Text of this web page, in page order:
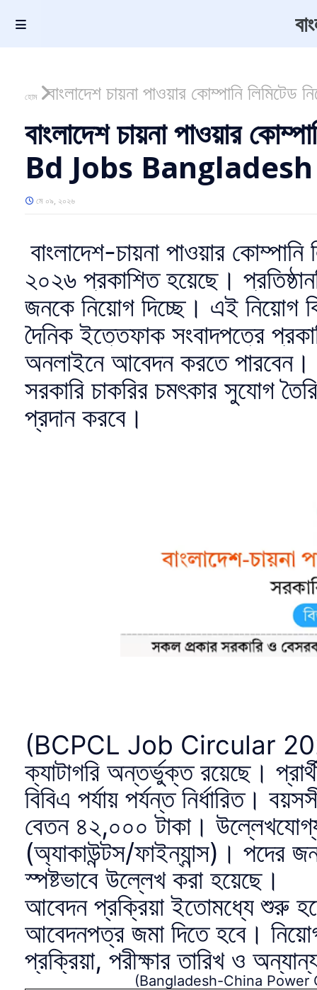
হোম বাংলাদেশ চায়না পাওয়ার কোম্পানি
বাংলাদেশ চায়না পাওয়ার
Bd Jobs Bangladesh
মে ০৯, ২০২৬
বাংলাদেশ-চায়না পাওয়ার
২০২৬ প্রকাশিত হয়েছে।
জনকে নিয়োগ দিচ্ছে। এই
দৈনিক ইত্তেফাক সংবাদপত্রে
অনলাইনে আবেদন করতে পারবেন।
সরকারি চাকরির চমৎকার সুযোগ
প্রদান করবে।
(BCPCL Job Circular
ক্যাটাগরি অন্তর্ভুক্ত রয়েছে।
বিবিএ পর্যায় পর্যন্ত নির্ধারিত।
বেতন ৪২,০০০ টাকা।
(অ্যাকাউন্টস/ফাইন্যান্স)। পদের
স্পষ্টভাবে উল্লেখ করা হয়েছে।
আবেদন প্রক্রিয়া ইতোমধ্যে শুরু
আবেদনপত্র জমা দিতে হবে।
প্রক্রিয়া, পরীক্ষার তারিখ ও
(Bangladesh-China